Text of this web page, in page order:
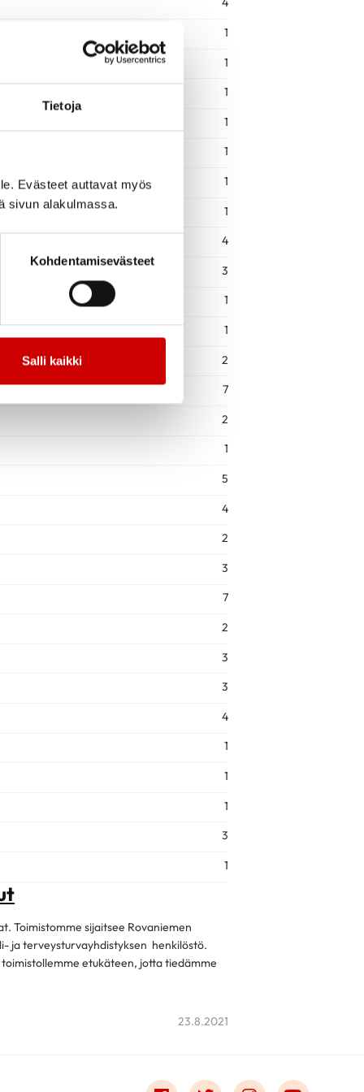
Tietoja
Evästeet auttavat myös
sivun alakulmassa.
Kohdentamisevästeet
Salli kaikki
1
1
1
1
1
1
1
4
3
1
1
2
7
2
1
5
4
2
3
7
2
3
3
4
1
1
1
3
1
Toimistomme sijaitsee Rovaniemen
ja terveysturvayhdistyksen henkilöstö.
etukäteen, jotta tiedämme
23.8.2021